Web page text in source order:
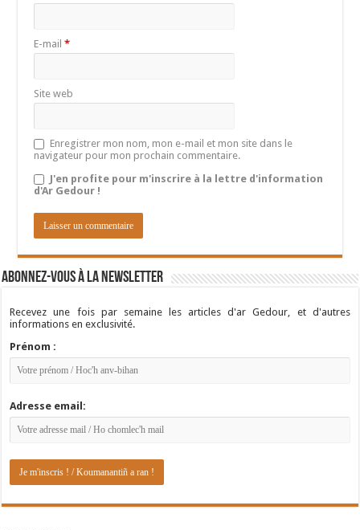
E-mail*
Site web
Enregistrer mon nom, mon e-mail et mon site dans le
navigateur pour mon prochain commentaire.
J'en profite pour m'inscrire à la lettre d'information
d'Ar Gedour !
Abonnez-vous à la newsletter
Recevez une fois par semaine les articles d'ar Gedour, et d'autres
informations en exclusivité.
Prénom :
Adresse email: